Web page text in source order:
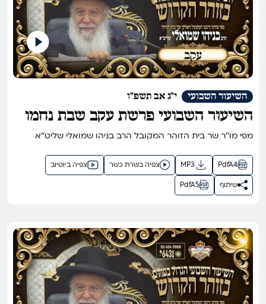
י"ג אב תשפ"ו השיעור השבועי
השיעור השבועי פרשת עקב שבת נחמו
תשפ"ו
מפי מו''ר שר בית הזוהר המקובל הרב בניהו שמואלי שליט''א
צפיה ביוטיוב צפיה בשרת כשר MP3 PdfA4
PdfA5 שיתוף